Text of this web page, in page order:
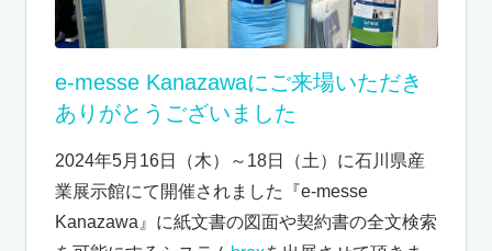
e-messe Kanazawaにご来場いただき
ありがとうございました
2024年5月16日（木）～18日（土）に石川県産
業展示館にて開催されました『e-messe
Kanazawa』に紙文書の図面や契約書の全文検索